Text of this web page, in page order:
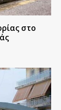
στο